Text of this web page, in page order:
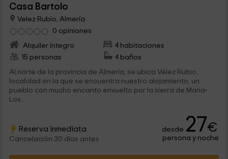
Casa Bartolo
Velez Rubio, Almería
0 opiniones
Alquiler íntegro
4 habitaciones
15 personas
4 baños
Al norte de la provincia de Almería, se ubica Vélez Rubio,
localidad en la que se encuentra nuestro alojamiento, un
pueblo con mucho encanto envuelto por la sierra de María-
Los...
Reserva inmediata
Cancelación 30 días antes
desde 27€
persona y noche